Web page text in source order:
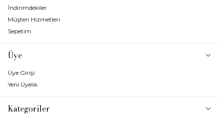
İndirimdekiler
Müşteri Hizmetleri
Sepetim
Üye
Üye Girişi
Yeni Üyelik
Kategoriler